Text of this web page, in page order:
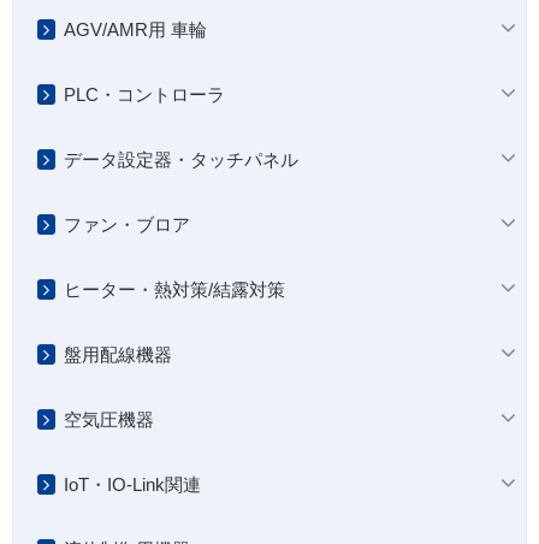
AGV/AMR用 車輪
PLC・コントローラ
データ設定器・タッチパネル
ファン・ブロア
ヒーター・熱対策/結露対策
盤用配線機器
空気圧機器
IoT・IO-Link関連